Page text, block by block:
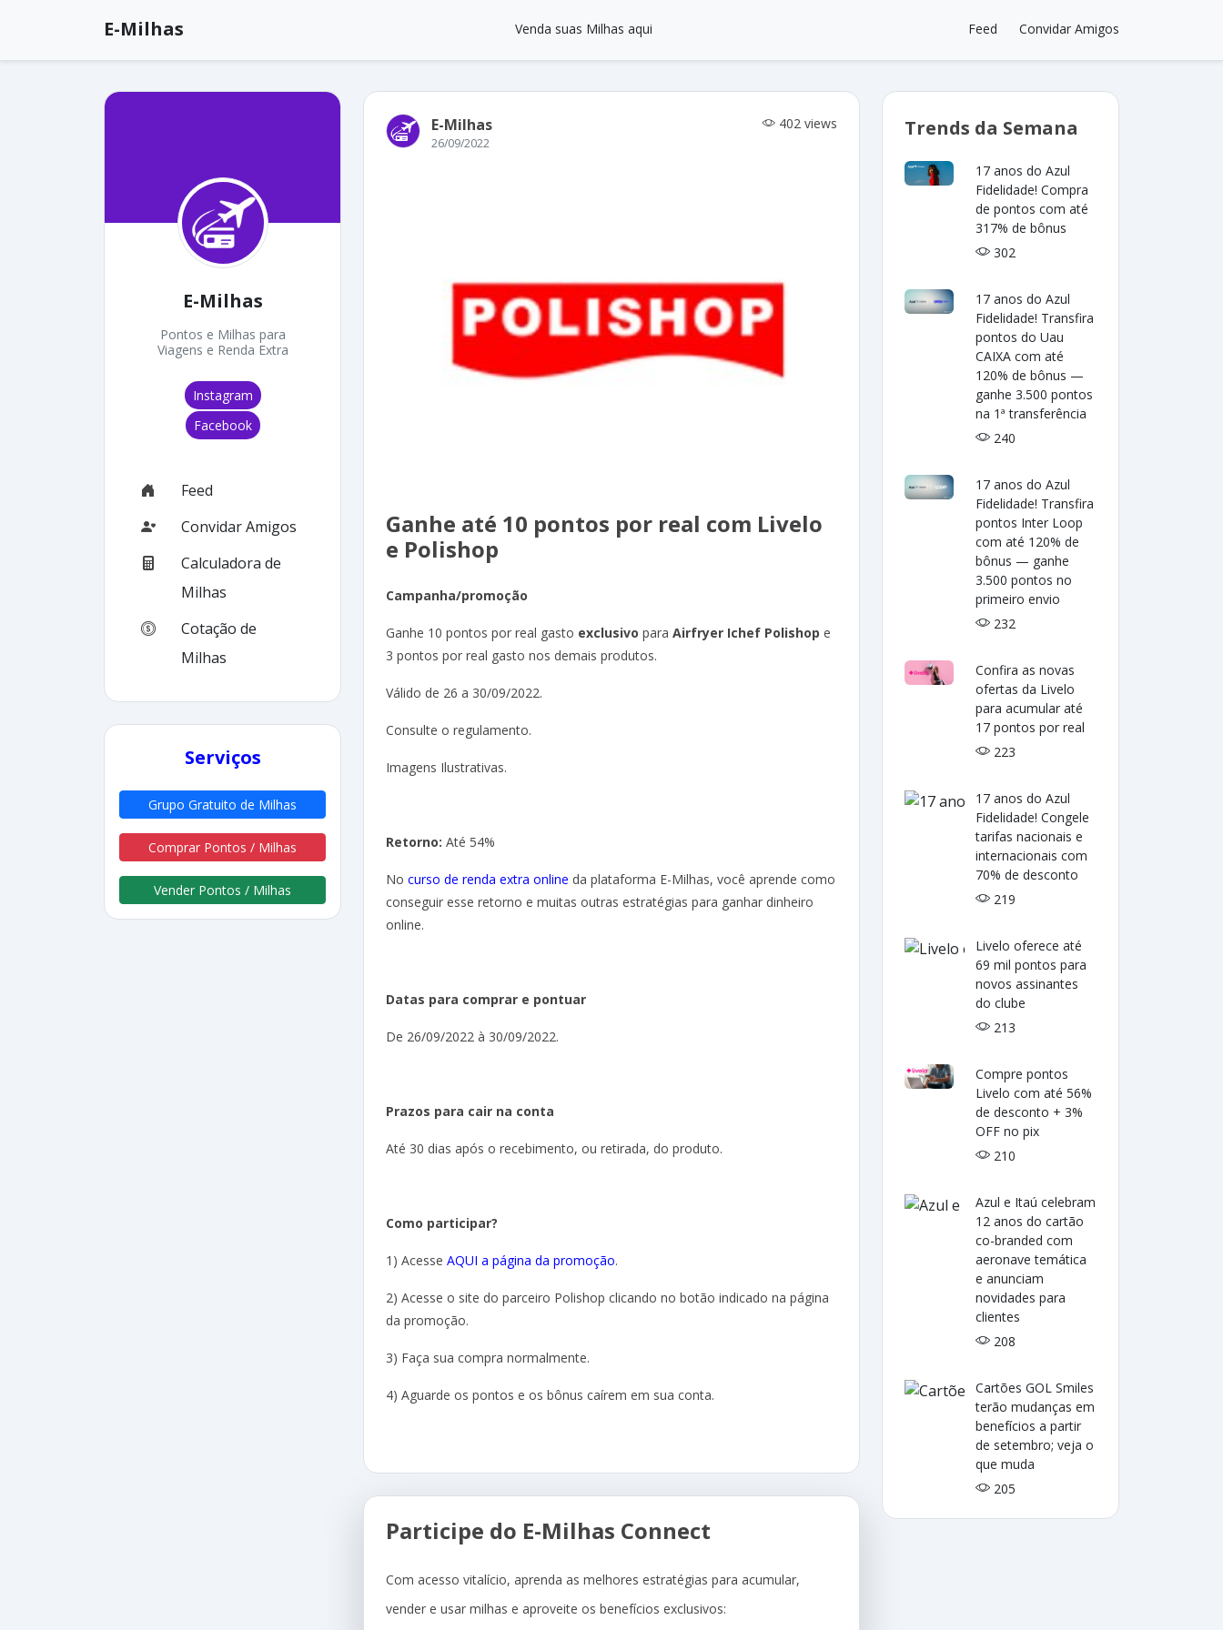
E-Milhas Venda suas Milhas aqui Feed Convidar Amigos
E-Milhas
Pontos e Milhas para
Viagens e Renda Extra
Instagram
Facebook
Feed
Convidar Amigos
Calculadora de
Milhas
Cotação de
Milhas
Serviços
Grupo Gratuito de Milhas
Comprar Pontos / Milhas
Vender Pontos / Milhas
E-Milhas 402 views
26/09/2022
Ganhe até 10 pontos por real com Livelo
e Polishop
Campanha/promoção
Ganhe 10 pontos por real gasto exclusivo para Airfryer Ichef Polishop e
3 pontos por real gasto nos demais produtos.
Válido de 26 a 30/09/2022.
Consulte o regulamento.
Imagens Ilustrativas.
Retorno: Até 54%
No curso de renda extra online da plataforma E-Milhas, você aprende como
conseguir esse retorno e muitas outras estratégias para ganhar dinheiro
online.
Datas para comprar e pontuar
De 26/09/2022 à 30/09/2022.
Prazos para cair na conta
Até 30 dias após o recebimento, ou retirada, do produto.
Como participar?
1) Acesse AQUI a página da promoção.
2) Acesse o site do parceiro Polishop clicando no botão indicado na página
da promoção.
3) Faça sua compra normalmente.
4) Aguarde os pontos e os bônus caírem em sua conta.
Participe do E-Milhas Connect
Com acesso vitalício, aprenda as melhores estratégias para acumular,
vender e usar milhas e aproveite os benefícios exclusivos:
Trends da Semana
17 anos do Azul
Fidelidade! Compra
de pontos com até
317% de bônus
302
17 anos do Azul
Fidelidade! Transfira
pontos do Uau
CAIXA com até
120% de bônus —
ganhe 3.500 pontos
na 1ª transferência
240
17 anos do Azul
Fidelidade! Transfira
pontos Inter Loop
com até 120% de
bônus — ganhe
3.500 pontos no
primeiro envio
232
Confira as novas
ofertas da Livelo
para acumular até
17 pontos por real
223
17 anos do Azul
Fidelidade! Congele
tarifas nacionais e
internacionais com
70% de desconto
219
Livelo oferece até
69 mil pontos para
novos assinantes
do clube
213
Compre pontos
Livelo com até 56%
de desconto + 3%
OFF no pix
210
Azul e Itaú celebram
12 anos do cartão
co-branded com
aeronave temática
e anunciam
novidades para
clientes
208
Cartões GOL Smiles
terão mudanças em
benefícios a partir
de setembro; veja o
que muda
205